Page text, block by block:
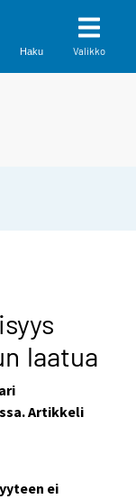
Haku Valikko
laatua
Artikkeli
ei